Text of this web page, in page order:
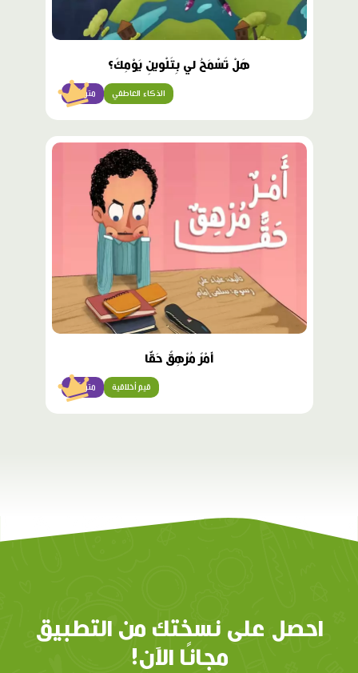
هَلْ تَسْمَحُ لي بِتَلْوينِ يَوْمِكَ؟
متوسّط الذكاء العاطفي
محتوى
مميّز
أَمْرٌ مُرْهِقٌ حَقًّا
متوسّط قيم أخلاقية
احصل على نسختك من التطبيق
مجانًا الآن!